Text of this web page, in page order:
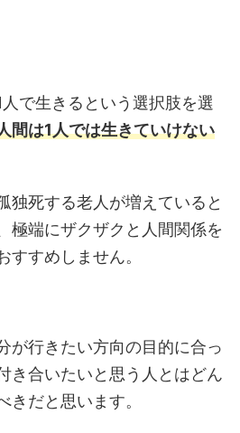
で生きるという選択肢を選
間は1人では生きていけない
独死する老人が増えていると
極端にザクザクと人間関係を
すすめしません。
が行きたい方向の目的に合っ
き合いたいと思う人とはどん
きだと思います。